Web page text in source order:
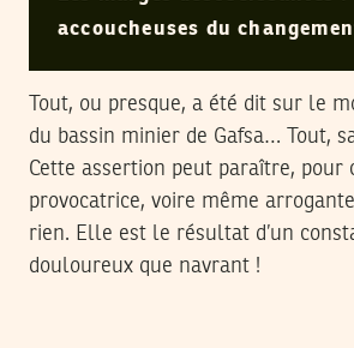
accoucheuses du
Tout, ou presque, a été dit sur le
du bassin minier de Gafsa… Tout,
Cette assertion peut paraître, pour
provocatrice, voire même
rien. Elle est le résultat d’un
douloureux que navrant !